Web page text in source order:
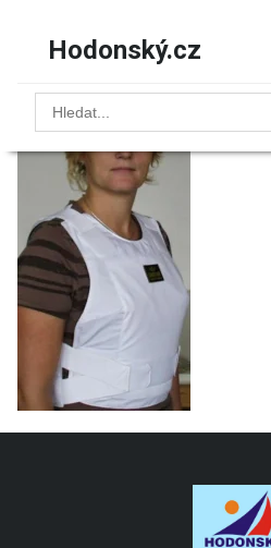
Hodonský.cz
16.0934.02-